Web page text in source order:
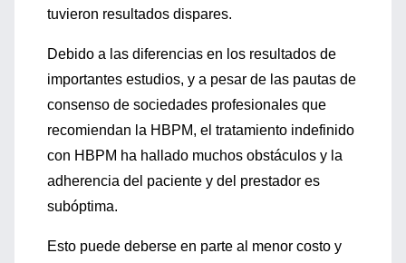
tuvieron resultados dispares.
Debido a las diferencias en los resultados de
importantes estudios, y a pesar de las pautas de
consenso de sociedades profesionales que
recomiendan la HBPM, el tratamiento indefinido
con HBPM ha hallado muchos obstáculos y la
adherencia del paciente y del prestador es
subóptima.
Esto puede deberse en parte al menor costo y